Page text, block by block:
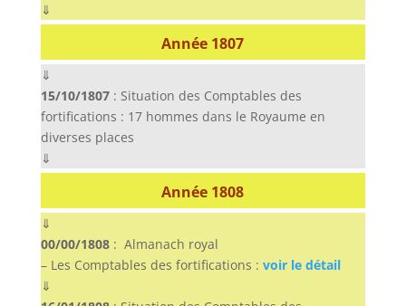
⇓
Année 1807
⇓
15/10/1807: Situation des Comptables des
fortifications : 17 hommes dans le Royaume en
diverses places
⇓
Année 1808
⇓
00/00/1808: Almanach royal
– Les Comptables des fortifications : voir le détail
⇓